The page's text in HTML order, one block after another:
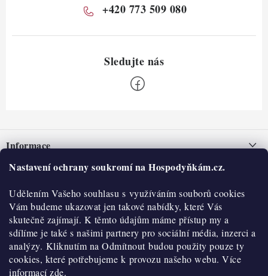
Nastavení ochrany soukromí na Hospodyňkám.cz.
Udělením Vašeho souhlasu s využíváním souborů cookies
Vám budeme ukazovat jen takové nabídky, které Vás
skutečně zajímají. K těmto údajům máme přístup my a
sdílíme je také s našimi partnery pro sociální média, inzerci a
analýzy. Kliknutím na Odmítnout budou použity pouze ty
cookies, které potřebujeme k provozu našeho webu. Více
informacízde.
+420 773 509 080
pInformace
Nepřevzetí zásilky na dobírku
Obchodní podmínky
Hodnocení obchodu
Blog
Moje objednávka
O nás
Historie
Kontakty
O nákupu
Reklamace a vratky
Výdejní místa